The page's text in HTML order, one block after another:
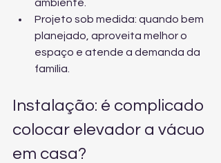
ambiente.
Projeto sob medida: quando bem
planejado, aproveita melhor o
espaço e atende a demanda da
família.
Instalação: é complicado
colocar elevador a vácuo
em casa?